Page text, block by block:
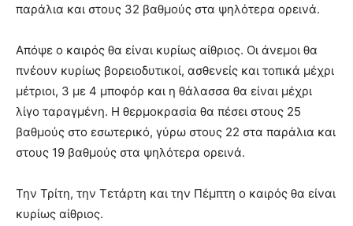
παράλια και στους 32 βαθμούς στα ψηλότερα ορεινά.
Απόψε ο καιρός θα είναι κυρίως αίθριος. Οι άνεμοι θα
πνέουν κυρίως βορειοδυτικοί, ασθενείς και τοπικά μέχρι
μέτριοι, 3 με 4 μποφόρ και η θάλασσα θα είναι μέχρι
λίγο ταραγμένη. Η θερμοκρασία θα πέσει στους 25
βαθμούς στο εσωτερικό, γύρω στους 22 στα παράλια και
στους 19 βαθμούς στα ψηλότερα ορεινά.
Την Τρίτη, την Τετάρτη και την Πέμπτη ο καιρός θα είναι
κυρίως αίθριος.